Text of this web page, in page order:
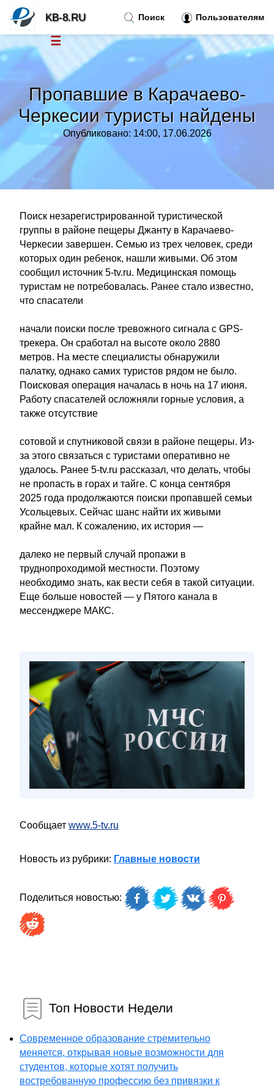
Пропавшие в Карачаево-
Черкесии туристы найдены
Опубликовано: 14:00, 17.06.2026
Поиск незарегистрированной туристической
группы в районе пещеры Джанту в Карачаево-
Черкесии завершен. Семью из трех человек, среди
которых один ребенок, нашли живыми. Об этом
сообщил источник 5-tv.ru. Медицинская помощь
туристам не потребовалась. Ранее стало известно,
что спасатели
начали поиски после тревожного сигнала с GPS-
трекера. Он сработал на высоте около 2880
метров. На месте специалисты обнаружили
палатку, однако самих туристов рядом не было.
Поисковая операция началась в ночь на 17 июня.
Работу спасателей осложняли горные условия, а
также отсутствие
сотовой и спутниковой связи в районе пещеры. Из-
за этого связаться с туристами оперативно не
удалось. Ранее 5-tv.ru рассказал, что делать, чтобы
не пропасть в горах и тайге. С конца сентября
2025 года продолжаются поиски пропавшей семьи
Усольцевых. Сейчас шанс найти их живыми
крайне мал. К сожалению, их история —
далеко не первый случай пропажи в
труднопроходимой местности. Поэтому
необходимо знать, как вести себя в такой ситуации.
Еще больше новостей — у Пятого канала в
мессенджере МАКС.
Сообщает www.5-tv.ru
Новость из рубрики: Главные новости
Поделиться новостью:
Топ Новости Недели
Современное образование стремительно
меняется, открывая новые возможности для
студентов, которые хотят получить
востребованную профессию без привязки к
Поиск Пользователям
KB-8.RU
☰
Новости
Тренды новостей
Рубрики»
Контакт»